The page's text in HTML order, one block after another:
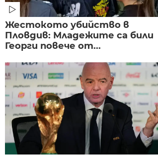
Жестокото убийство в
Пловдив: Младежите са били
Георги повече от...